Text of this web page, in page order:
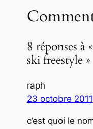
8 réponses à
ski freestyle »
raph
23 octobre 2011
c’est quoi le